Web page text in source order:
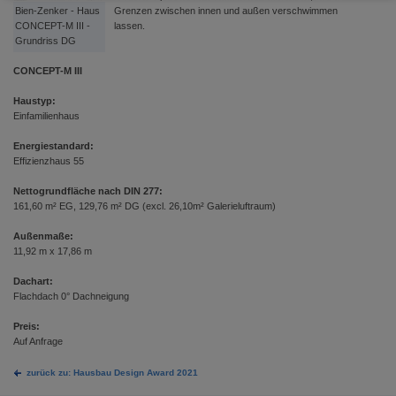
Bien-Zenker - Haus
CONCEPT-M III -
Grundriss DG
Grenzen zwischen innen und außen verschwimmen
lassen.
CONCEPT-M III
Haustyp:
Einfamilienhaus
Energiestandard:
Effizienzhaus 55
Nettogrundfläche nach DIN 277:
161,60 m² EG, 129,76 m² DG (excl. 26,10m² Galerieluftraum)
Außenmaße:
11,92 m x 17,86 m
Dachart:
Flachdach 0° Dachneigung
Preis:
Auf Anfrage
zurück zu: Hausbau Design Award 2021